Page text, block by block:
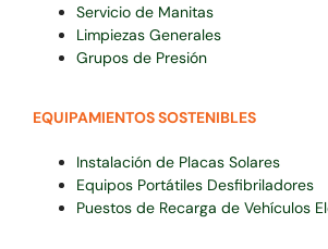
Servicio de Manitas
Limpiezas Generales
Grupos de Presión
EQUIPAMIENTOS SOSTENIBLES
Instalación de Placas Solares
Equipos Portátiles Desfibriladores
Puestos de Recarga de Vehículos